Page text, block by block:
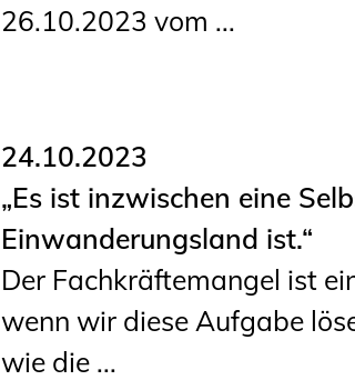
26.10.2023 vom ...
24.10.2023
„Es ist inzwischen eine
Einwanderungsland ist.“
Der Fachkräftemangel ist
wenn wir diese Aufgabe
wie die ...